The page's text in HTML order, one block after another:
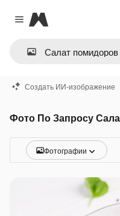
Close menu
Magnific
Создать ИИ-изображение
Фото По Запросу
Фотографии